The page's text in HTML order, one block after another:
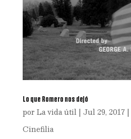
Lo que Romero nos dejó
por La vida útil| Jul 29, 2017|
Cinefilia